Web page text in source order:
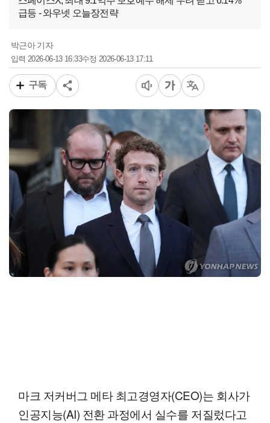
급등 - 와우넷 오늘장전략
박근아 기자
입력 2026-06-13 16:33수정 2026-06-13 17:11
구독
마크 저커버그 메타 최고경영자(CEO)는 회사가
인공지능(AI) 전환 과정에서 실수를 저질렀다고